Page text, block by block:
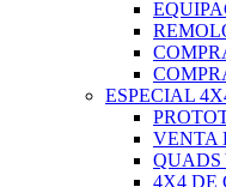
ESPECIAL
VENTA
QUADS
4X4 DE